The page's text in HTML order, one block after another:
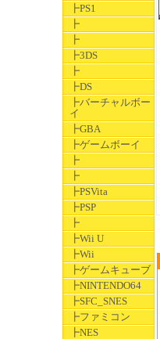
┣PS1
┣
┣
┣3DS
┣
┣DS
┣バーチャルボー
イ
┣GBA
┣ゲームボーイ
┣
┣
┣PSVita
┣PSP
┣
┣Wii U
┣Wii
┣ゲームキューブ
┣NINTENDO64
┣SFC_SNES
┣ファミコン
┣NES